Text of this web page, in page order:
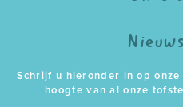
Schrijf u hieronder in op
hoogte van al onze